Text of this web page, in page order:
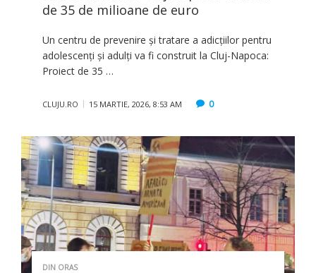
de 35 de milioane de euro
Un centru de prevenire și tratare a adicțiilor pentru
adolescenți și adulți va fi construit la Cluj-Napoca:
Proiect de 35 …
CLUJU.RO 15 MARTIE, 2026, 8:53 AM 0
DIN ORAS